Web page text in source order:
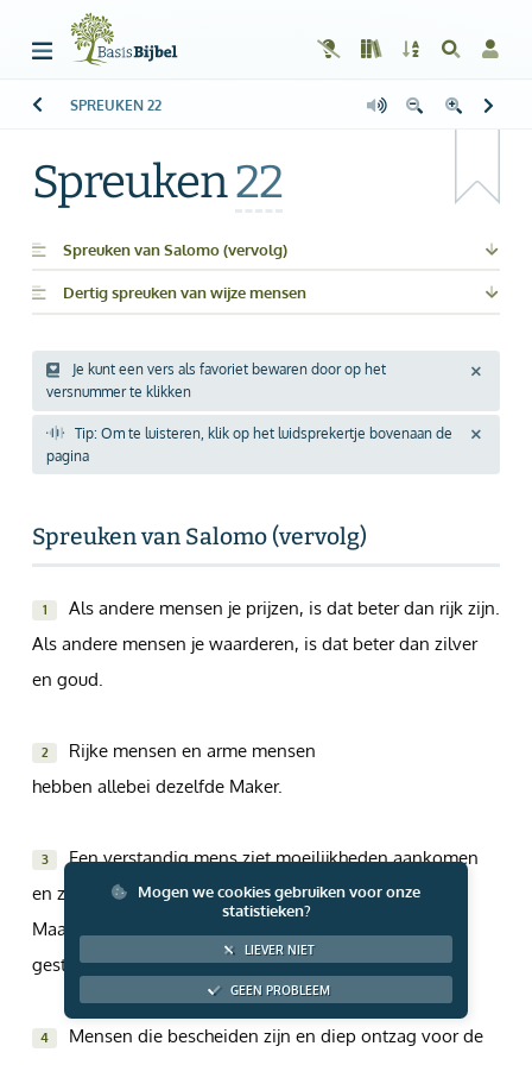
Welkom!
Start
Zoeken
Inloggen
Help
SPREUKEN 22
Spreuken22
Spreuken van Salomo (vervolg)
Dertig spreuken van wijze mensen
Je kunt een vers als favoriet bewaren door op het
versnummer te klikken
Tip: Om te luisteren, klik op het luidsprekertje bovenaan de
pagina
Spreuken van Salomo (vervolg)
1
Als andere mensen je prijzen, is dat beter dan rijk zijn.
Als andere mensen je waarderen, is dat beter dan zilver
en goud.
2
Rijke mensen en arme mensen
hebben allebei dezelfde Maker.
3
Een verstandig mens ziet moeilijkheden aankomen
en zorgt dat hij in veiligheid komt.
Maar slechte mensen gaan maar door en worden
gestraft.
4
Mensen die bescheiden zijn en diep ontzag voor de
Mogen we cookies gebruiken voor onze
statistieken?
LIEVER NIET
GEEN PROBLEEM